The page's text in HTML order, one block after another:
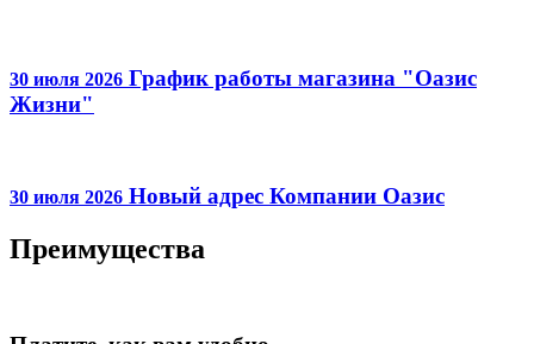
30 июля 2026 График работы магазина "Оазис
Жизни"
30 июля 2026 Новый адрес Компании Оазис
Преимущества